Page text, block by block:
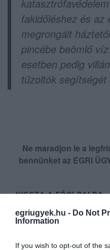
egriugyek.hu - Do Not
Information
If you wish to opt-out of the
fakidőléshez és az
megrongált
pincébe beömlő
esetben pedig
tűzoltók segítségét
Ne maradjon le a
bennünket az EGRI
VISSZA A FŐOLDALRA